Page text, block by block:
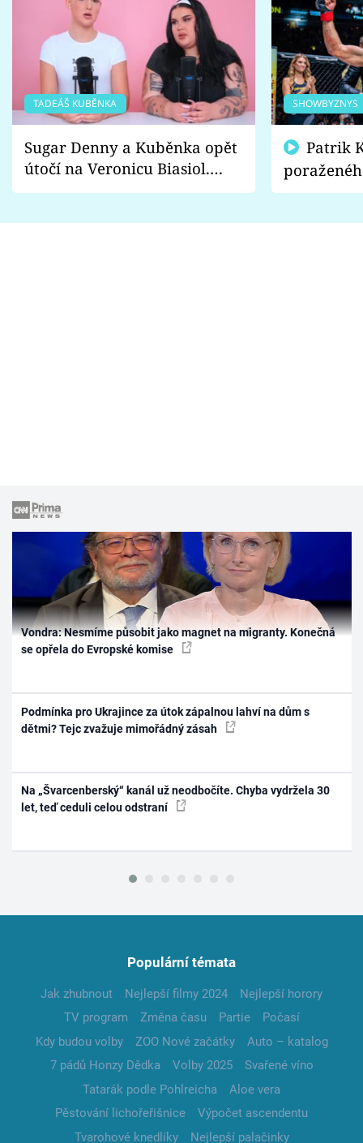
TADEÁŠ KUBĚNKA
Sugar Denny a Kuběnka opět
útočí na Veronicu Biasiol.
Proč je podle nich falešná a
SHOWBYZNYS
fanoušci
Vondra: Nesmíme působit jako magnet na migranty. Konečná
se opřela do Evropské komise
Podmínka pro Ukrajince za útok zápalnou lahví na dům s
dětmi? Tejc zvažuje mimořádný zásah
Na „Švarcenberský“ kanál už neodbočíte. Chyba vydržela 30
let, teď ceduli celou odstraní
Populární témata
Jak zhubnout Nejlepší filmy 2024
Nejlepší horory
TV program
Změna času Partie
Počasí
Kdy budou volby
ZOO Nové začátky
Auto – katalog
7 pádů Honzy Dědka
Volby 2025
Svařené víno
Tatarák podle Pohlreicha
Aloe vera
Pěstování lichořeřišnice
Výpočet ascendentu
Tvarohové knedlíky
Nejlepší palačinky